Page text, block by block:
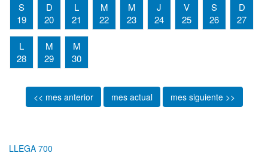
S
19
D
20
L
21
M
22
M
23
J
24
V
25
S
26
D
27
L
28
M
29
M
30
<< mes anterior mes actual mes siguiente >>
LLEGA 700